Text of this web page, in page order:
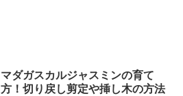
マダガスカルジャスミンの育て
方！切り戻し剪定や挿し木の方法